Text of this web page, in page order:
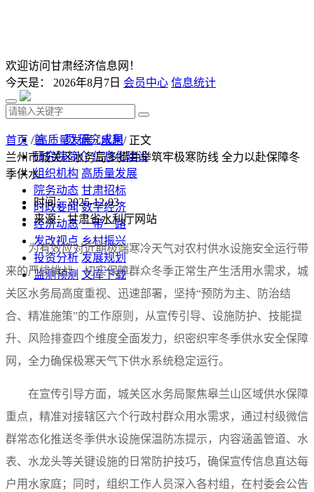
欢迎访问甘肃经济信息网！
今天是： 2026年8月7日 会员中心 信息统计
首 页 研究成果
研究院简介 信息化建设
组织机构 高质量发展
院务动态 甘肃招标
时政要闻 数字经济
经济动态 一带一路
发改视点 乡村振兴
投资分析 发展规划
监测预测 文库下载
首页 /高质量发展/水利/ 正文
兰州市城关区水务局多措并举筑牢极寒防线 全力以赴保障冬
季供水
时间：2025-12-03
来源：甘肃省水利厅网站
为有效应对近期极端寒冷天气对农村供水设施安全运行带
来的严峻挑战，切实保障群众冬季正常生产生活用水需求，城
关区水务局高度重视、迅速部署，坚持“预防为主、防治结
合、精准施策”的工作原则，从宣传引导、设施防护、技能提
升、风险排查四个维度全面发力，织密织牢冬季供水安全保障
网，全力确保极寒天气下供水系统稳定运行。
在宣传引导方面，城关区水务局聚焦皋兰山区域供水保障
重点，精准对接辖区六个行政村群众用水需求，通过村级微信
群常态化推送冬季供水设施保温防冻提示，内容涵盖管道、水
表、水龙头等关键设施的日常防护技巧，确保宣传信息直达每
户用水家庭；同时，组织工作人员深入各村组，在村委会公告